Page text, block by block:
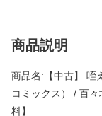
商品説明
商品名:【中古】 咥
コミックス） / 百
料】